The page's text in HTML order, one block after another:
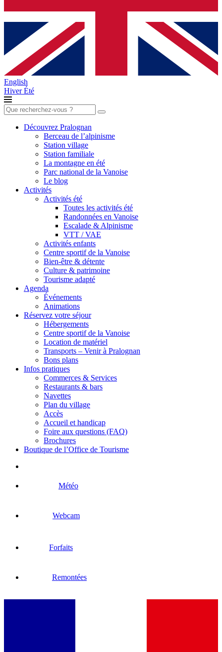
English
HiverÉté
Rechercher :
Découvrez Pralognan
Berceau de l’alpinisme
Station village
Station familiale
La montagne en été
Parc national de la Vanoise
Le blog
Activités
Activités été
Toutes les activités été
Randonnées en Vanoise
Escalade & Alpinisme
VTT / VAE
Activités enfants
Centre sportif de la Vanoise
Bien-être & détente
Culture & patrimoine
Tourisme adapté
Agenda
Événements
Animations
Réservez votre séjour
Hébergements
Centre sportif de la Vanoise
Location de matériel
Transports – Venir à Pralognan
Bons plans
Infos pratiques
Commerces & Services
Restaurants & bars
Navettes
Plan du village
Accès
Accueil et handicap
Foire aux questions (FAQ)
Brochures
Boutique de l’Office de Tourisme
Météo
Webcam
Forfaits
Remontées